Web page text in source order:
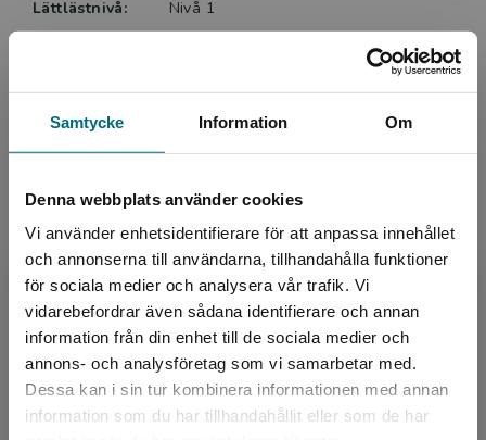
Samtycke Information Om
Denna webbplats använder cookies
Vi använder enhetsidentifierare för att anpassa innehållet
och annonserna till användarna, tillhandahålla funktioner
för sociala medier och analysera vår trafik. Vi
vidarebefordrar även sådana identifierare och annan
information från din enhet till de sociala medier och
annons- och analysföretag som vi samarbetar med.
Dessa kan i sin tur kombinera informationen med annan
information som du har tillhandahållit eller som de har
Begränsad fraktregion
Det verkar som att du besöker
Lättlästnivå:
Nivå 1
Upplaga:
Första
Upphovspersoner
Författare